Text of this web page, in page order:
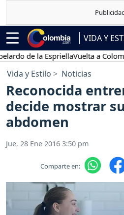
VIDA Y
de la EspriellaVuelta a Colombia
Vida y Estilo Noticias
Reconocida
decide mostrar
abdomen
Jue, 28 Ene 2016 3:50 pm
Comparte en: